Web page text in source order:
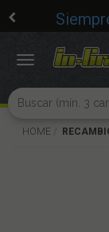
Toggle
HOME